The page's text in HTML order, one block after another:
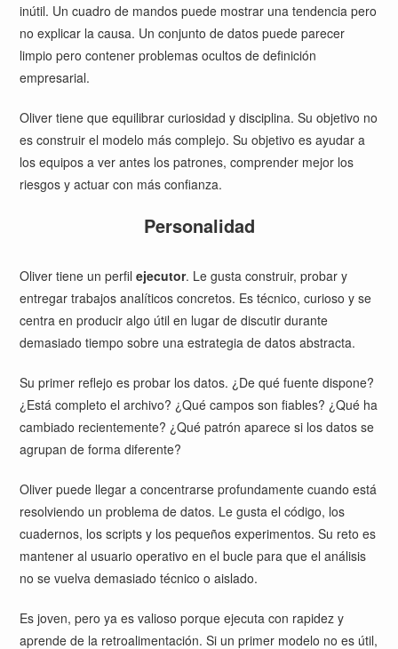
inútil. Un cuadro de mandos puede mostrar una tendencia pero
no explicar la causa. Un conjunto de datos puede parecer
limpio pero contener problemas ocultos de definición
empresarial.
Oliver tiene que equilibrar curiosidad y disciplina. Su objetivo no
es construir el modelo más complejo. Su objetivo es ayudar a
los equipos a ver antes los patrones, comprender mejor los
riesgos y actuar con más confianza.
Personalidad
Oliver tiene un perfilejecutor. Le gusta construir, probar y
entregar trabajos analíticos concretos. Es técnico, curioso y se
centra en producir algo útil en lugar de discutir durante
demasiado tiempo sobre una estrategia de datos abstracta.
Su primer reflejo es probar los datos. ¿De qué fuente dispone?
¿Está completo el archivo? ¿Qué campos son fiables? ¿Qué ha
cambiado recientemente? ¿Qué patrón aparece si los datos se
agrupan de forma diferente?
Oliver puede llegar a concentrarse profundamente cuando está
resolviendo un problema de datos. Le gusta el código, los
cuadernos, los scripts y los pequeños experimentos. Su reto es
mantener al usuario operativo en el bucle para que el análisis
no se vuelva demasiado técnico o aislado.
Es joven, pero ya es valioso porque ejecuta con rapidez y
aprende de la retroalimentación. Si un primer modelo no es útil,